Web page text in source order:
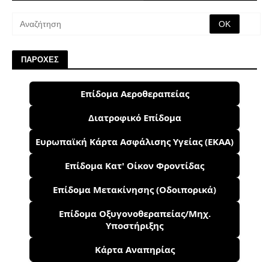
ΠΑΡΟΧΕΣ
Επίδομα Αεροθεραπείας
Διατροφικό Επίδομα
Ευρωπαϊκή Κάρτα Ασφάλισης Υγείας (ΕΚΑΑ)
Επίδομα Κατ' Οίκον Φροντίδας
Επίδομα Μετακίνησης (Οδοιπορικά)
Επίδομα Οξυγονοθεραπείας/Μηχ.
Υποστήριξης
Κάρτα Αναπηρίας